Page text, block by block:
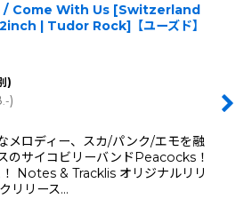
/ Come With Us [Switzerland
| Tudor Rock]【ユーズド】
)
.-)
メロディー、スカ/パンク/エモを融
のサイコビリーバンドPeacocks！
Notes & Tracklis オリジナルリリ
リリース…